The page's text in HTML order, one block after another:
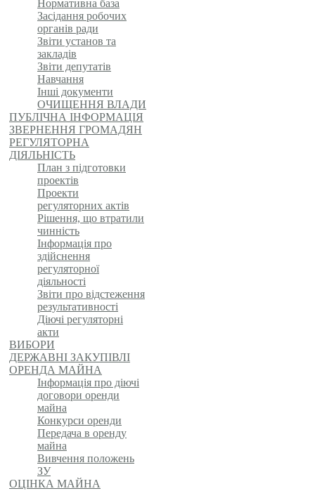
Нормативна база
Засідання робочих
органів ради
Звіти установ та
закладів
Звіти депутатів
Навчання
Інші документи
ОЧИЩЕННЯ ВЛАДИ
ПУБЛІЧНА ІНФОРМАЦІЯ
ЗВЕРНЕННЯ ГРОМАДЯН
РЕГУЛЯТОРНА
ДІЯЛЬНІСТЬ
План з підготовки
проектів
Проекти
регуляторних актів
Рішення, що втратили
чинність
Інформація про
здійснення
регуляторної
діяльності
Звіти про відстеження
результативності
Діючі регуляторні
акти
ВИБОРИ
ДЕРЖАВНІ ЗАКУПІВЛІ
ОРЕНДА МАЙНА
Інформація про діючі
договори оренди
майна
Конкурси оренди
Передача в оренду
майна
Вивчення положень
ЗУ
ОЦІНКА МАЙНА